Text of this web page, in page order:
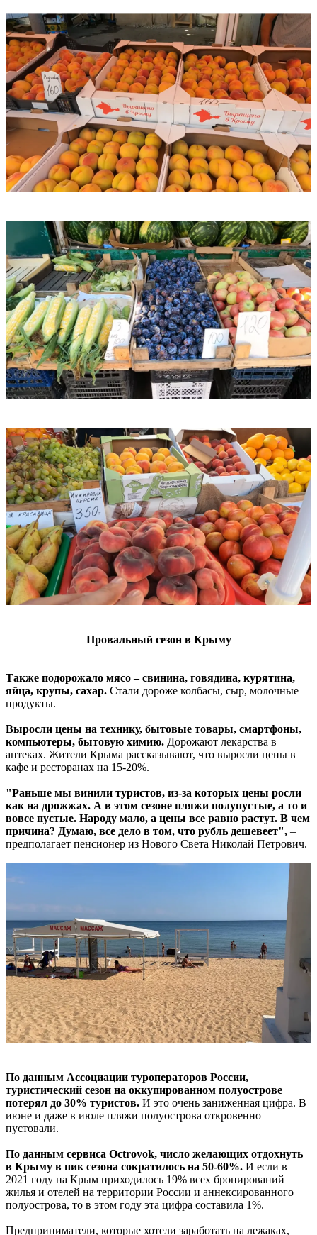
Провальный сезон в Крыму
Также подорожало мясо – свинина, говядина, курятина,
яйца, крупы, сахар. Стали дороже колбасы, сыр, молочные
продукты.
Выросли цены на технику, бытовые товары, смартфоны,
компьютеры, бытовую химию. Дорожают лекарства в
аптеках. Жители Крыма рассказывают, что выросли цены в
кафе и ресторанах на 15-20%.
"Раньше мы винили туристов, из-за которых цены росли
как на дрожжах. А в этом сезоне пляжи полупустые, а то и
вовсе пустые. Народу мало, а цены все равно растут. В чем
причина? Думаю, все дело в том, что рубль дешевеет", –
предполагает пенсионер из Нового Света Николай Петрович.
По данным Ассоциации туроператоров России,
туристический сезон на оккупированном полуострове
потерял до 30% туристов. И это очень заниженная цифра. В
июне и даже в июле пляжи полуострова откровенно
пустовали.
По данным сервиса Octrovok, число желающих отдохнуть
в Крыму в пик сезона сократилось на 50-60%. И если в
2021 году на Крым приходилось 19% всех бронирований
жилья и отелей на территории России и аннексированного
полуострова, то в этом году эта цифра составила 1%.
Предприниматели, которые хотели заработать на лежаках,